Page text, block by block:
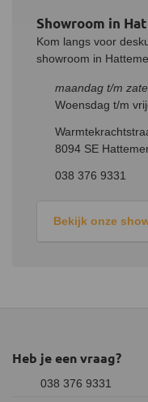
Showroom in
Kom langs voor
showroom in
maandag t/m
Woensdag t/m
8094 SE
038 376 9331
Bekijk onze
Heb je een vraag?
038 376 9331